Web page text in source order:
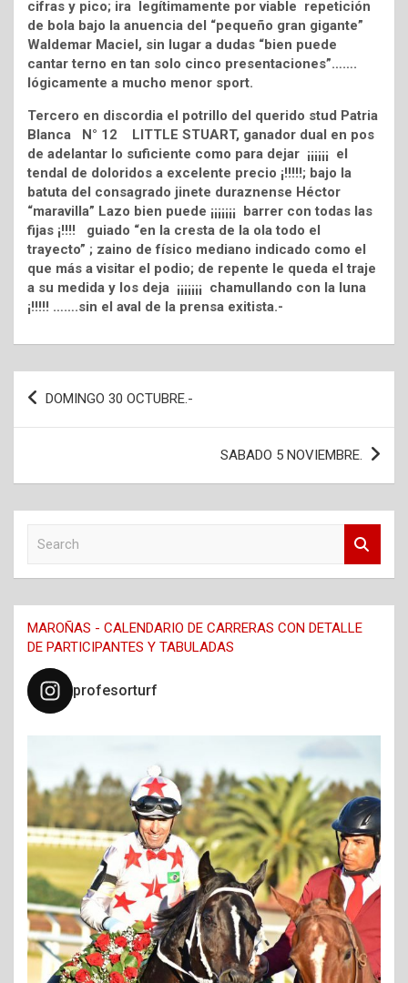
cifras y pico; ira legítimamente por viable repetición
de bola bajo la anuencia del “pequeño gran gigante”
Waldemar Maciel, sin lugar a dudas “bien puede
cantar terno en tan solo cinco presentaciones”…….
lógicamente a mucho menor sport.
Tercero en discordia el potrillo del querido stud Patria
Blanca N° 12 LITTLE STUART, ganador dual en pos
de adelantar lo suficiente como para dejar ¡¡¡¡¡¡ el
tendal de doloridos a excelente precio ¡!!!!!; bajo la
batuta del consagrado jinete duraznense Héctor
“maravilla” Lazo bien puede ¡¡¡¡¡¡¡ barrer con todas las
fijas ¡!!!! guiado “en la cresta de la ola todo el
trayecto” ; zaino de físico mediano indicado como el
que más a visitar el podio; de repente le queda el traje
a su medida y los deja ¡¡¡¡¡¡¡ chamullando con la luna
¡!!!!! …….sin el aval de la prensa exitista.-
Navegación
DOMINGO 30 OCTUBRE.-
SABADO 5 NOVIEMBRE.
c
h
MAROÑAS - CALENDARIO DE CARRERAS CON DETALLE
DE PARTICIPANTES Y TABULADAS
profesorturf